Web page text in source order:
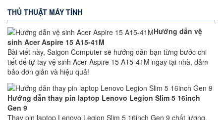
THỦ THUẬT MÁY TÍNH
Hướng dẫn vệ
sinh Acer Aspire 15 A15-41M
Bài viết này, Saigon Computer sẽ hướng dẫn bạn từng bước chi
tiết để tự tay vệ sinh Acer Aspire 15 A15-41M ngay tại nhà, đảm
bảo đơn giản và hiệu quả!
Hướng dẫn thay pin laptop Lenovo Legion Slim 5 16inch
Gen 9
Thay pin laptop Lenovo Legion Slim 5 16inch Gen 9 chất lượng,